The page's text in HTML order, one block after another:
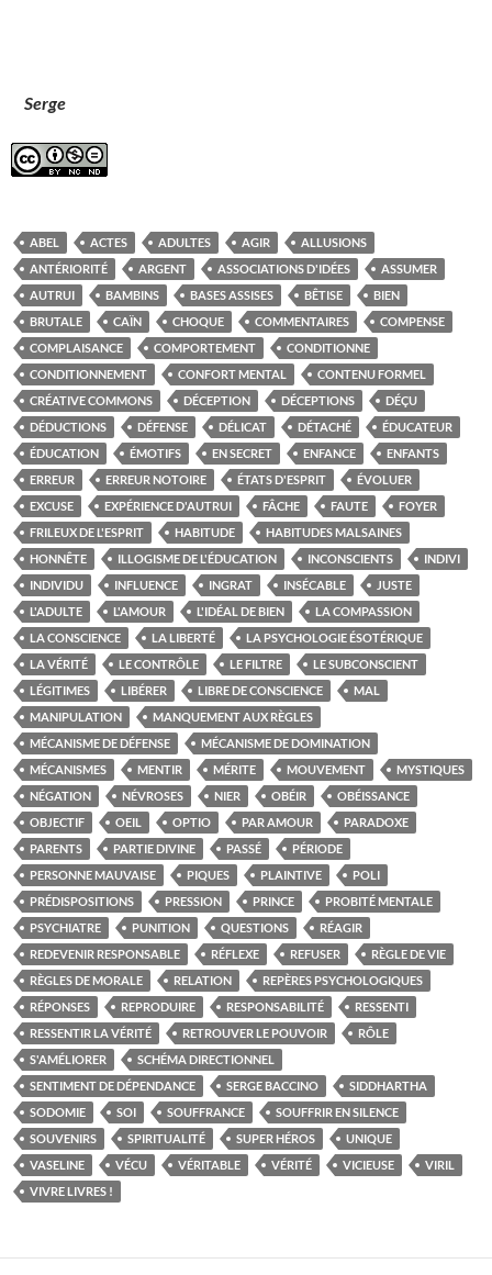
Serge
ABEL ACTES ADULTES AGIR
ALLUSIONS
ANTÉRIORITÉ
ARGENT ASSOCIATIONS D'IDÉES
ASSUMER
AUTRUI
BAMBINS BASES ASSISES BÊTISE
BIEN
BRUTALE
CAÏN CHOQUE COMMENTAIRES
COMPENSE
COMPLAISANCE
COMPORTEMENT
CONDITIONNE
CONDITIONNEMENT
CONFORT MENTAL
CONTENU FORMEL
CRÉATIVE COMMONS
DÉCEPTION DÉCEPTIONS
DÉÇU
DÉDUCTIONS
DÉFENSE DÉLICAT DÉTACHÉ
ÉDUCATEUR
ÉDUCATION
ÉMOTIFS EN SECRET ENFANCE
ENFANTS
ERREUR
ERREUR NOTOIRE ÉTATS D'ESPRIT
ÉVOLUER
EXCUSE
EXPÉRIENCE D'AUTRUI FÂCHE FAUTE
FOYER
FRILEUX DE L'ESPRIT
HABITUDE
HABITUDES MALSAINES
HONNÊTE
ILLOGISME DE L'ÉDUCATION INCONSCIENTS
INDIVI
INDIVIDU
INFLUENCE INGRAT INSÉCABLE
JUSTE
L'ADULTE
L'AMOUR L'IDÉAL DE BIEN
LA COMPASSION
LA CONSCIENCE
LA LIBERTÉ
LA PSYCHOLOGIE ÉSOTÉRIQUE
LA VÉRITÉ
LE CONTRÔLE LE FILTRE
LE SUBCONSCIENT
LÉGITIMES
LIBÉRER LIBRE DE CONSCIENCE
MAL
MANIPULATION
MANQUEMENT AUX RÈGLES
MÉCANISME DE DÉFENSE
MÉCANISME DE DOMINATION
MÉCANISMES
MENTIR MÉRITE MOUVEMENT
MYSTIQUES
NÉGATION
NÉVROSES NIER OBÉIR
OBÉISSANCE
OBJECTIF
OEIL OPTIO PAR AMOUR
PARADOXE
PARENTS
PARTIE DIVINE PASSÉ
PÉRIODE
PERSONNE MAUVAISE
PIQUES PLAINTIVE
POLI
PRÉDISPOSITIONS
PRESSION PRINCE
PROBITÉ MENTALE
PSYCHIATRE
PUNITION QUESTIONS
RÉAGIR
REDEVENIR RESPONSABLE
RÉFLEXE REFUSER
RÈGLE DE VIE
RÈGLES DE MORALE
RELATION
REPÈRES PSYCHOLOGIQUES
RÉPONSES
REPRODUIRE RESPONSABILITÉ
RESSENTI
RESSENTIR LA VÉRITÉ
RETROUVER LE POUVOIR
RÔLE
S'AMÉLIORER
SCHÉMA DIRECTIONNEL
SENTIMENT DE DÉPENDANCE
SERGE BACCINO
SIDDHARTHA
SODOMIE
SOI SOUFFRANCE
SOUFFRIR EN SILENCE
SOUVENIRS
SPIRITUALITÉ SUPER HÉROS
UNIQUE
VASELINE
VÉCU VÉRITABLE VÉRITÉ VICIEUSE
VIRIL
VIVRE LIVRES !